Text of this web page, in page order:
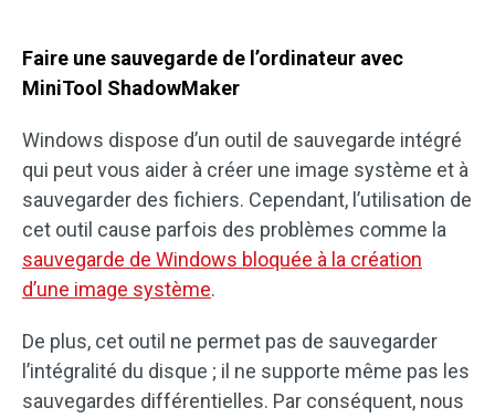
Faire une sauvegarde de l’ordinateur avec
MiniTool ShadowMaker
Windows dispose d’un outil de sauvegarde intégré
qui peut vous aider à créer une image système et à
sauvegarder des fichiers. Cependant, l’utilisation de
cet outil cause parfois des problèmes comme la
sauvegarde de Windows bloquée à la création
d’une image système.
De plus, cet outil ne permet pas de sauvegarder
l’intégralité du disque ; il ne supporte même pas les
sauvegardes différentielles. Par conséquent, nous